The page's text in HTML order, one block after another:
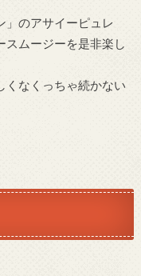
」のアサイーピュレ
スムージーを是非楽し
くなくっちゃ続かない